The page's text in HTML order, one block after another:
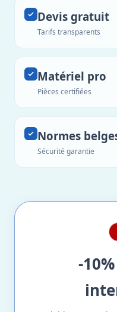
Devis gratuit
Tarifs transparents
Matériel pro
Pièces certifiées
Normes
Sécurité garantie
-